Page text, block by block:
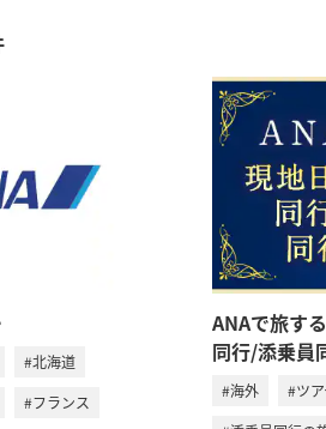
#北海道
#フランス
ANAで旅す
同行/添乗員
#海外
#ツ